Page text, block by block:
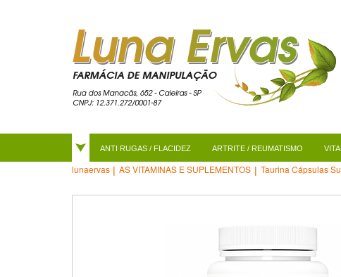
ANTI RUGAS / FLACIDEZ ARTRITE / REUMATISMO
lunaervas AS VITAMINAS E SUPLEMENTOS Taurina Cápsulas